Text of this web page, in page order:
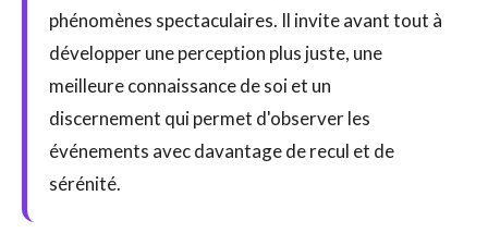
phénomènes spectaculaires. Il invite avant tout à
développer une perception plus juste, une
meilleure connaissance de soi et un
discernement qui permet d'observer les
événements avec davantage de recul et de
sérénité.